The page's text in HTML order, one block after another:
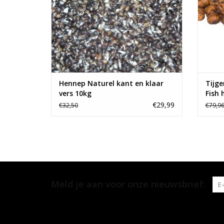
Hennep Naturel kant en klaar
vers 10kg
€32,50 €29,99
Fish
€79,96